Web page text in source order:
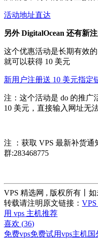
活动地址直达
另外 DigitalOcean 还有新
这个优惠活动是长期有效
就可以获得 10 美元
新用户注册送 10 美元指定
注：这个活动是 do 的推广
10 美元，直接输入网址无
注 ：获取 VPS 最新补货
群:283468775
VPS 精选网 , 版权所有丨如
转载请注明原文链接：
用 vps 主机推荐
喜欢 (36)
免费vps免费试用vps主机国